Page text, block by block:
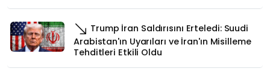
Trump İran Saldırısını Erteledi: Suudi
Arabistan'ın Uyarıları ve İran'ın Misilleme
Tehditleri Etkili Oldu